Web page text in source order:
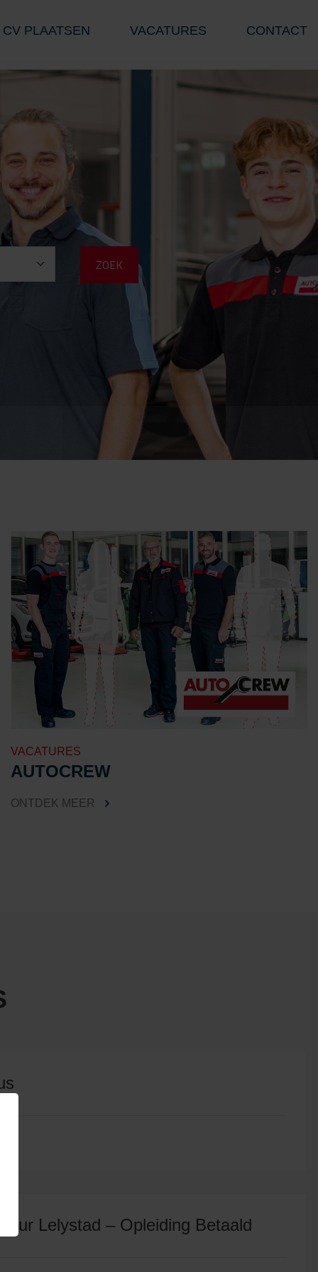
CV PLAATSEN VACATURES CONTACT
VACATURES
AUTOCREW
ONTDEK MEER
Lelystad – Opleiding Betaald